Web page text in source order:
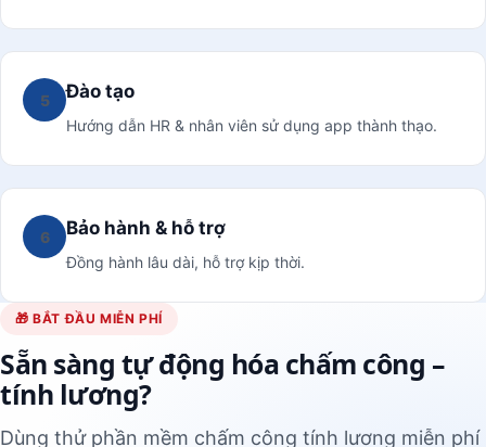
5 Đào tạo
Hướng dẫn HR & nhân viên sử dụng app thành thạo.
6 Bảo hành & hỗ trợ
Đồng hành lâu dài, hỗ trợ kịp thời.
🎁 BẮT ĐẦU MIỄN PHÍ
Sẵn sàng tự động hóa chấm công –
tính lương?
Dùng thử phần mềm chấm công tính lương miễn phí